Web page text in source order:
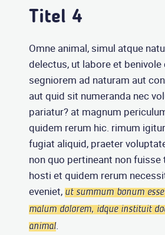
Titel 4
Omne animal, simul atque
delectus, ut labore et
segniorem ad naturam aut
aut quid sit numeranda nec
pariatur? at magnum
quidem rerum hic. rimum
fugiat aliquid, praeter
non quo pertineant non
hosti et quidem rerum
eveniet, ut summum bonum
malum dolorem, idque instituit
animal.